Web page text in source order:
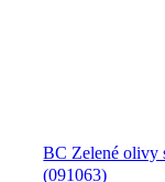
BC Zelené olivy
(091063)